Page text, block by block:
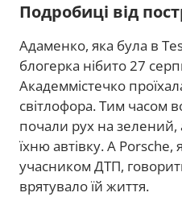
Подробиці від
Адаменко, яка була в
блогерка нібито 27
Академмістечко
світлофора. Тим часом
почали рух на зелений,
їхню автівку. А
учасником ДТП,
врятувало їй життя.